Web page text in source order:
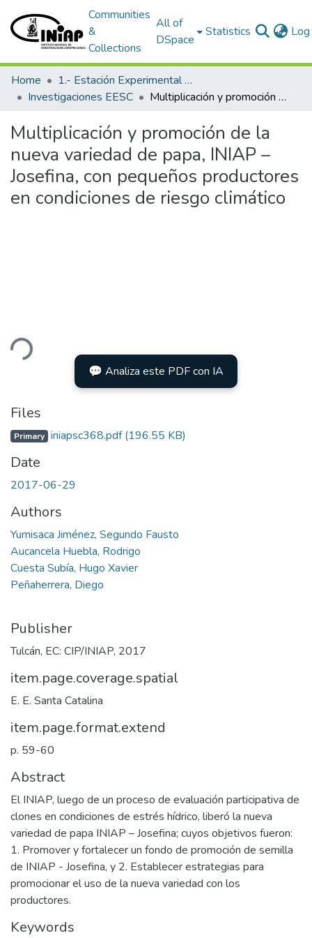
Communities
&
Collections
All of
DSpace
Statistics
Home
1.- Estación Experimental Santa Catalina
Investigaciones EESC
Multiplicación y promoción de la nueva variedad de papa, INIAP – Josefina, con pequeños productores en condiciones de riesgo climático
Multiplicación y promoción de la
nueva variedad de papa, INIAP –
Josefina, con pequeños productores
en condiciones de riesgo climático
💬 Analiza este PDF con IA
Files
Primary iniapsc368.pdf(196.55 KB)
Date
2017-06-29
Authors
Yumisaca Jiménez, Segundo Fausto
Aucancela Huebla, Rodrigo
Cuesta Subía, Hugo Xavier
Peñaherrera, Diego
Publisher
Tulcán, EC: CIP/INIAP, 2017
item.page.coverage.spatial
E. E. Santa Catalina
item.page.format.extend
p. 59-60
Abstract
El INIAP, luego de un proceso de evaluación participativa de
clones en condiciones de estrés hídrico, liberó la nueva
variedad de papa INIAP – Josefina; cuyos objetivos fueron:
1. Promover y fortalecer un fondo de promoción de semilla
de INIAP - Josefina, y 2. Establecer estrategias para
promocionar el uso de la nueva variedad con los
productores.
Keywords